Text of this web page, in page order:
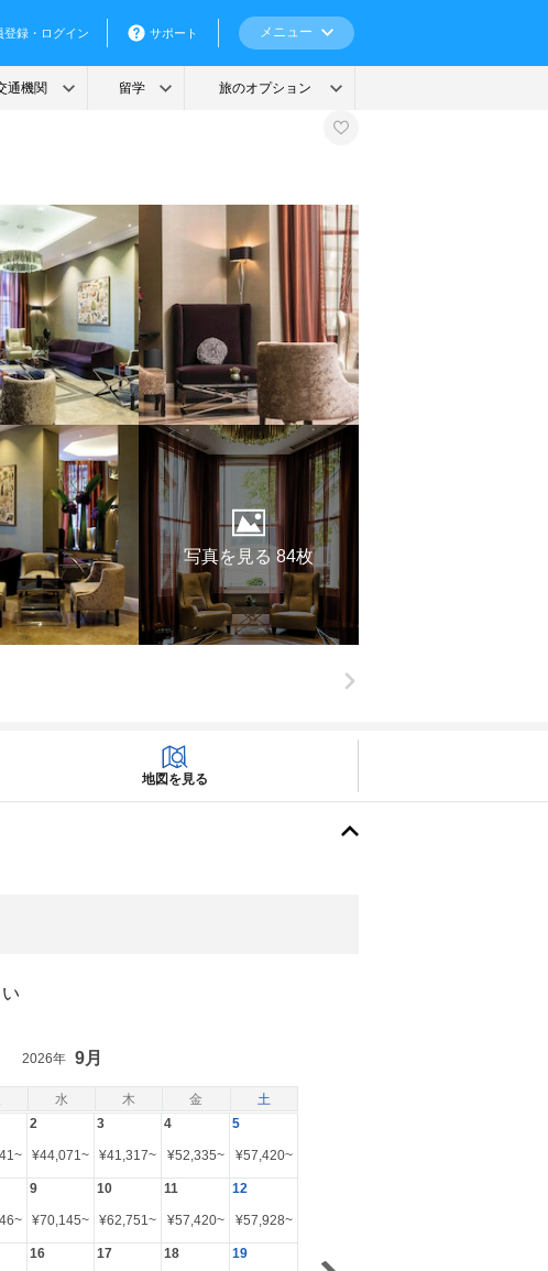
写真を見る 84枚
地図を見る
水 木 金 土
2026年 9月
~
2
¥44,071~
3
¥41,317~
4
¥52,335~
5
¥57,420~
~
9
¥70,145~
10
¥62,751~
11
¥57,420~
12
¥57,928~
16 17 18 19